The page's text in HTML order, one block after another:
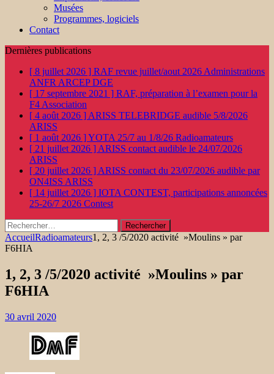
Musées
Programmes, logiciels
Contact
Dernières publications
[ 8 juillet 2026 ] RAF revue juillet/aout 2026 Administrations
ANFR ARCEP DGE
[ 17 septembre 2021 ] RAF, préparation à l’examen pour la
F4 Association
[ 4 août 2026 ] ARISS TELEBRIDGE audible 5/8/2026
ARISS
[ 1 août 2026 ]YOTA 25/7 au 1/8/26 Radioamateurs
[ 21 juillet 2026 ] ARISS contact audible le 24/07/2026
ARISS
[ 20 juillet 2026 ] ARISS contact du 23/07/2026 audible par
ON4ISS ARISS
[ 14 juillet 2026 ] IOTA CONTEST, participations annoncées
25-26/7 2026 Contest
Rechercher :
AccueilRadioamateurs1, 2, 3 /5/2020 activité »Moulins » par
F6HIA
1, 2, 3 /5/2020 activité »Moulins » par
F6HIA
30 avril 2020